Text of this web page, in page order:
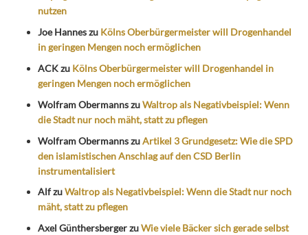
nutzen
Joe Hanneszu Kölns Oberbürgermeister will Drogenhandel
in geringen Mengen noch ermöglichen
ACKzu Kölns Oberbürgermeister will Drogenhandel in
geringen Mengen noch ermöglichen
Wolfram ObermannszuWaltrop als Negativbeispiel: Wenn
die Stadt nur noch mäht, statt zu pflegen
Wolfram ObermannszuArtikel 3 Grundgesetz: Wie die SPD
den islamistischen Anschlag auf den CSD Berlin
instrumentalisiert
AlfzuWaltrop als Negativbeispiel: Wenn die Stadt nur noch
mäht, statt zu pflegen
Axel GünthersbergerzuWie viele Bäcker sich gerade selbst